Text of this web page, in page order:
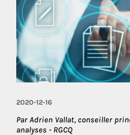
2020-12-16
Par Adrien Vallat, conseiller
analyses - RGCQ